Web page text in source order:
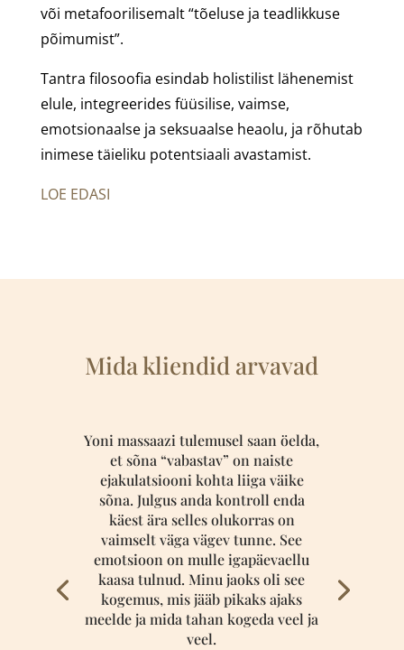
või metafoorilisemalt “tõeluse ja teadlikkuse
põimumist”.
Tantra filosoofia esindab holistilist lähenemist
elule, integreerides füüsilise, vaimse,
emotsionaalse ja seksuaalse heaolu, ja rõhutab
inimese täieliku potentsiaali avastamist.
LOE EDASI
Mida kliendid arvavad
Yoni massaazi tulemusel saan öelda,
et sõna “vabastav” on naiste
ejakulatsiooni kohta liiga väike
sõna. Julgus anda kontroll enda
käest ära selles olukorras on
vaimselt väga vägev tunne. See
emotsioon on mulle igapäevaellu
kaasa tulnud. Minu jaoks oli see
kogemus, mis jääb pikaks ajaks
meelde ja mida tahan kogeda veel ja
veel.